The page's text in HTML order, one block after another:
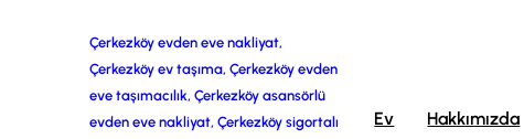
İçeriğeÇerkezköy evden eve nakliyat,
Çerkezköy ev taşıma, Çerkezköy evden
eve taşımacılık, Çerkezköy asansörlü
evden eve nakliyat, Çerkezköy sigortalı
Ev Hakkımızda